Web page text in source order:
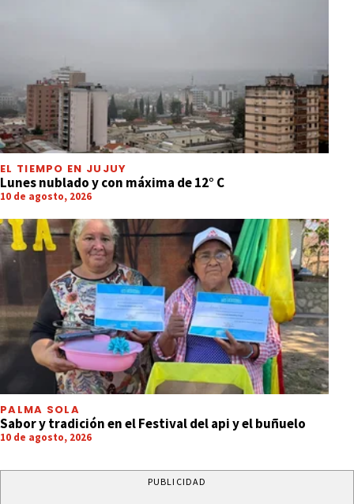
EL TIEMPO EN JUJUY
Lunes nublado y con máxima de 12° C
10 de agosto, 2026
PALMA SOLA
Sabor y tradición en el Festival del api y el buñuelo
10 de agosto, 2026
PUBLICIDAD